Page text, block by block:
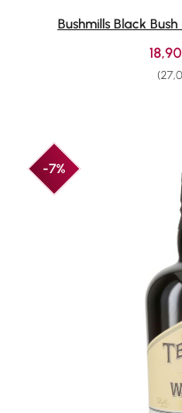
Durchschnittliche
Bushmills Black
-7%